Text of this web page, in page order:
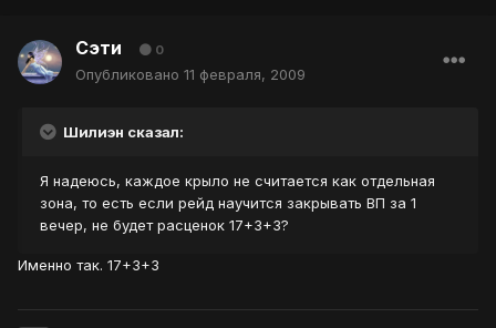
Сэти 0
Опубликовано 11 февраля, 2009
Шилиэн сказал:
Я надеюсь, каждое крыло не считается как отдельная
зона, то есть если рейд научится закрывать ВП за 1
вечер, не будет расценок 17+3+3?
Именно так. 17+3+3